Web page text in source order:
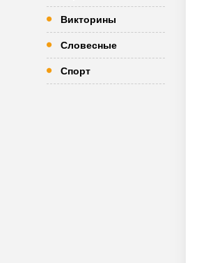
Викторины
Словесные
Спорт